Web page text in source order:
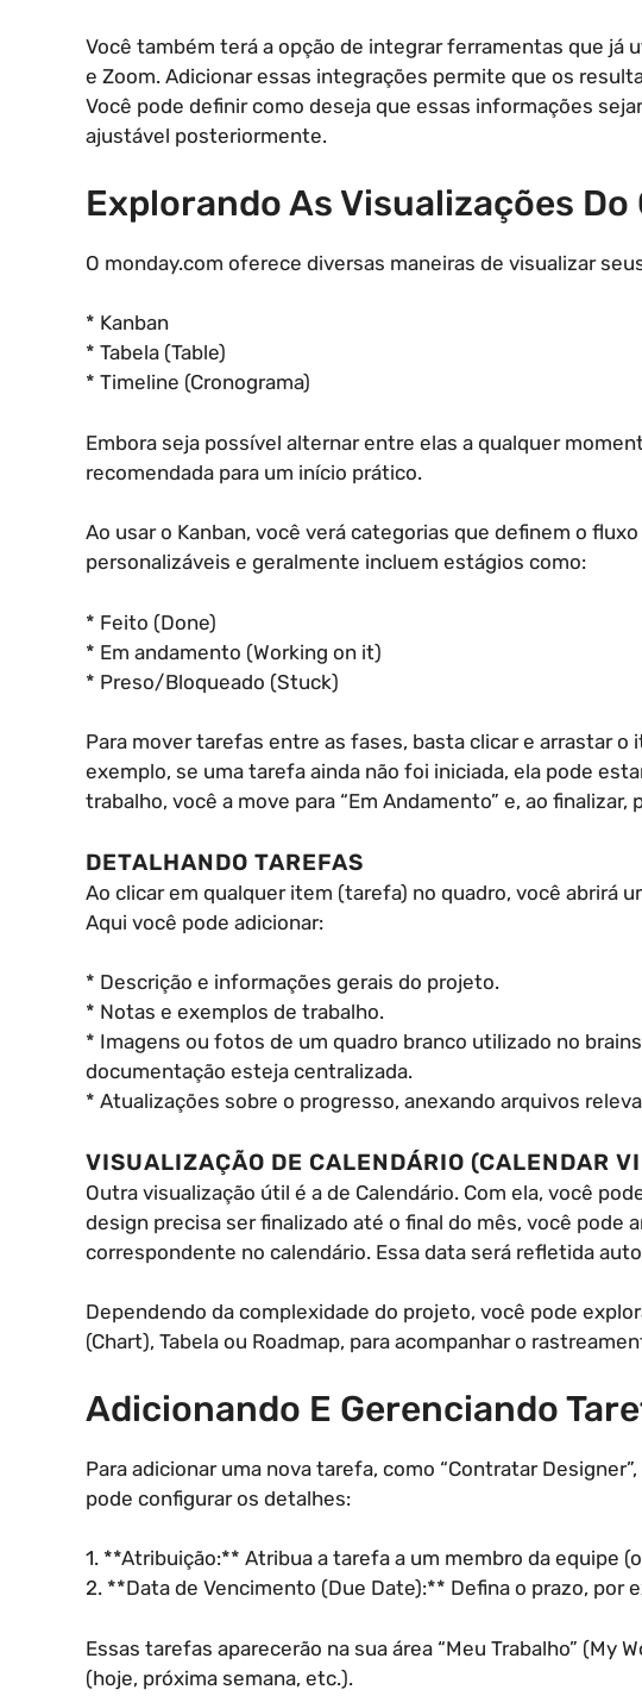
Você também terá a opção de integrar ferramentas que já
e Zoom. Adicionar essas integrações permite que os
Você pode definir como deseja que essas informações
ajustável posteriormente.
Explorando As Visualizações Do
O monday.com oferece diversas maneiras de visualizar
* Kanban
* Tabela (Table)
* Timeline (Cronograma)
Embora seja possível alternar entre elas a qualquer
recomendada para um início prático.
Ao usar o Kanban, você verá categorias que definem o
personalizáveis e geralmente incluem estágios como:
* Feito (Done)
* Em andamento (Working on it)
* Preso/Bloqueado (Stuck)
Para mover tarefas entre as fases, basta clicar e arrastar o
exemplo, se uma tarefa ainda não foi iniciada, ela pode
trabalho, você a move para “Em Andamento” e, ao finalizar,
DETALHANDO TAREFAS
Ao clicar em qualquer item (tarefa) no quadro, você abrirá
Aqui você pode adicionar:
* Descrição e informações gerais do projeto.
* Notas e exemplos de trabalho.
* Imagens ou fotos de um quadro branco utilizado no
documentação esteja centralizada.
* Atualizações sobre o progresso, anexando arquivos
VISUALIZAÇÃO DE CALENDÁRIO (CALENDAR
Outra visualização útil é a de Calendário. Com ela, você
design precisa ser finalizado até o final do mês, você pode
correspondente no calendário. Essa data será refletida
Dependendo da complexidade do projeto, você pode
(Chart), Tabela ou Roadmap, para acompanhar o
Adicionando E Gerenciando
Para adicionar uma nova tarefa, como “Contratar
pode configurar os detalhes:
1. **Atribuição:** Atribua a tarefa a um membro da equipe
2. **Data de Vencimento (Due Date):** Defina o prazo, por
Essas tarefas aparecerão na sua área “Meu Trabalho” (My
(hoje, próxima semana, etc.).